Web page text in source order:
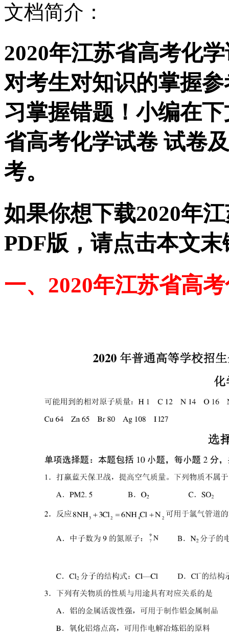
文档简介：
2020年江苏省高考化
对考生对知识的掌握
习掌握错题！小编在
省高考化学试卷 试卷
考。
如果你想下载2020年
PDF版，请点击本文末
一、2020年江苏省高